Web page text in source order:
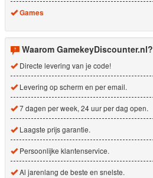
Games
Waarom GamekeyDiscounter.nl?
Directe levering van je code!
Levering op scherm en per email.
7 dagen per week, 24 uur per dag open.
Laagste prijs garantie.
Persoonlijke klantenservice.
Al jarenlang de beste en snelste.